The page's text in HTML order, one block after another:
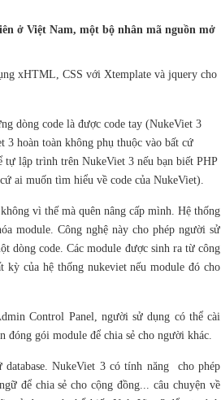
ở Việt Nam, một bộ nhân mã nguồn mở
xHTML, CSS với Xtemplate và jquery cho
dòng code là được code tay (NukeViet 3
hoàn toàn không phụ thuộc vào bất cứ
tự lập trình trên NukeViet 3 nếu bạn biết PHP
ai muốn tìm hiểu về code của NukeViet).
vì thế mà quên nâng cấp mình. Hệ thống
module. Công nghệ này cho phép người sử
dòng code. Các module được sinh ra từ công
của hệ thống nukeviet nếu module đó cho
Control Panel, người sử dụng có thể cài
đóng gói module để chia sẻ cho người khác.
NukeViet 3 có tính năng cho phép
để chia sẻ cho cộng đồng... câu chuyện về